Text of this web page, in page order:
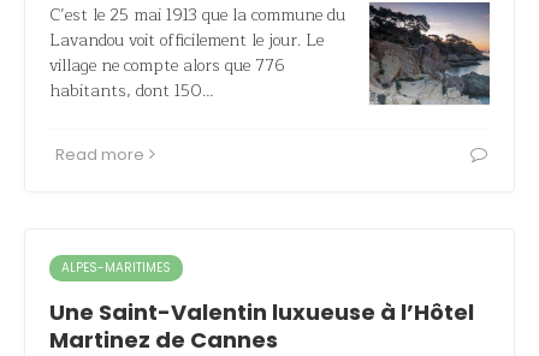
C’est le 25 mai 1913 que la commune du
Lavandou voit officilement le jour. Le
village ne compte alors que 776
habitants, dont 150…
Read more
ALPES-MARITIMES
Une Saint-Valentin luxueuse à l’Hôtel
Martinez de Cannes